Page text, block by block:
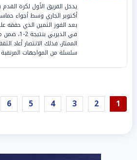
يدخل الفريق الأول لكرة
أكتوبر الجاري وسط أجواء
بعد الفوز الثمين الذي حققه
في الديربي
الممتاز، فذلك الانتصار أعاد
سلسلة من المواجهات
1
2
3
4
5
6